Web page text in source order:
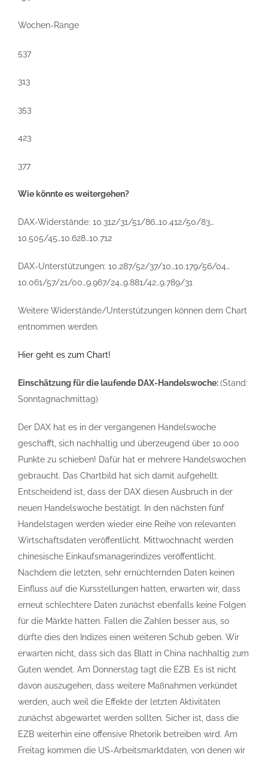
Wochen-Range
537
313
353
423
377
Wie könnte es weitergehen?
DAX-Widerstände: 10.312/31/51/86…10.412/50/83…
10.505/45…10.628…10.712
DAX-Unterstützungen: 10.287/52/37/10…10.179/56/04…
10.061/57/21/00…9.967/24…9.881/42…9.789/31
Weitere Widerstände/Unterstützungen können dem Chart
entnommen werden.
Hier geht es zum Chart!
Einschätzung für die laufende DAX-Handelswoche:(Stand:
Sonntagnachmittag)
Der DAX hat es in der vergangenen Handelswoche
geschafft, sich nachhaltig und überzeugend über 10.000
Punkte zu schieben! Dafür hat er mehrere Handelswochen
gebraucht. Das Chartbild hat sich damit aufgehellt.
Entscheidend ist, dass der DAX diesen Ausbruch in der
neuen Handelswoche bestätigt. In den nächsten fünf
Handelstagen werden wieder eine Reihe von relevanten
Wirtschaftsdaten veröffentlicht. Mittwochnacht werden
chinesische Einkaufsmanagerindizes veröffentlicht.
Nachdem die letzten, sehr ernüchternden Daten keinen
Einfluss auf die Kursstellungen hatten, erwarten wir, dass
erneut schlechtere Daten zunächst ebenfalls keine Folgen
für die Märkte hätten. Fallen die Zahlen besser aus, so
dürfte dies den Indizes einen weiteren Schub geben. Wir
erwarten nicht, dass sich das Blatt in China nachhaltig zum
Guten wendet. Am Donnerstag tagt die EZB. Es ist nicht
davon auszugehen, dass weitere Maßnahmen verkündet
werden, auch weil die Effekte der letzten Aktivitäten
zunächst abgewartet werden sollten. Sicher ist, dass die
EZB weiterhin eine offensive Rhetorik betreiben wird. Am
Freitag kommen die US-Arbeitsmarktdaten, von denen wir